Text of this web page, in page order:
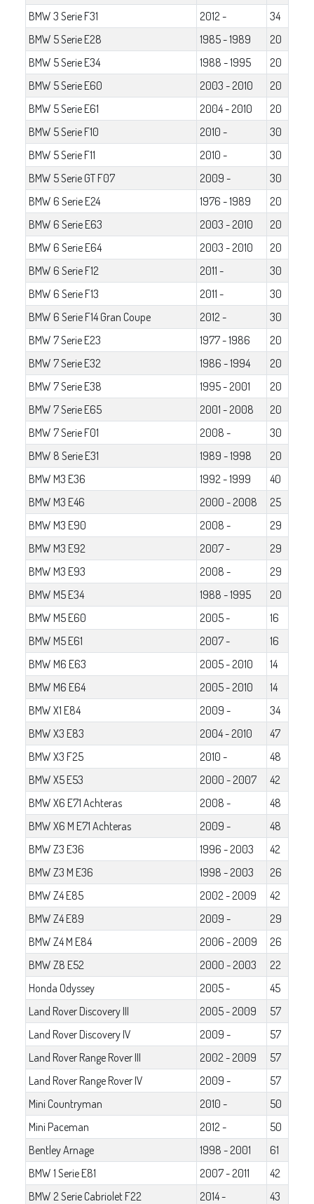
BMW 3 Serie F31 2012 -
34
BMW 5 Serie E28
1985 - 1989
20
BMW 5 Serie E34
1988 - 1995
20
BMW 5 Serie E60
2003 - 2010
20
BMW 5 Serie E61
2004 - 2010
20
BMW 5 Serie F10
2010 -
30
BMW 5 Serie F11
2010 -
30
BMW 5 Serie GT F07
2009 -
30
BMW 6 Serie E24
1976 - 1989
20
BMW 6 Serie E63
2003 - 2010
20
BMW 6 Serie E64
2003 - 2010
20
BMW 6 Serie F12
2011 -
30
BMW 6 Serie F13
2011 -
30
BMW 6 Serie F14 Gran Coupe
2012 -
30
BMW 7 Serie E23
1977 - 1986
20
BMW 7 Serie E32
1986 - 1994
20
BMW 7 Serie E38
1995 - 2001
20
BMW 7 Serie E65
2001 - 2008
20
BMW 7 Serie F01
2008 -
30
BMW 8 Serie E31
1989 - 1998
20
BMW M3 E36
1992 - 1999
40
BMW M3 E46
2000 - 2008
25
BMW M3 E90
2008 -
29
BMW M3 E92
2007 -
29
BMW M3 E93
2008 -
29
BMW M5 E34
1988 - 1995
20
BMW M5 E60
2005 -
16
BMW M5 E61
2007 -
16
BMW M6 E63
2005 - 2010
14
BMW M6 E64
2005 - 2010
14
BMW X1 E84
2009 -
34
BMW X3 E83
2004 - 2010
47
BMW X3 F25
2010 -
48
BMW X5 E53
2000 - 2007
42
BMW X6 E71 Achteras
2008 -
48
BMW X6 M E71 Achteras
2009 -
48
BMW Z3 E36
1996 - 2003
42
BMW Z3 M E36
1998 - 2003
26
BMW Z4 E85
2002 - 2009
42
BMW Z4 E89
2009 -
29
BMW Z4 M E84
2006 - 2009
26
BMW Z8 E52
2000 - 2003
22
Honda Odyssey
2005 -
45
Land Rover Discovery III
2005 - 2009
57
Land Rover Discovery IV
2009 -
57
Land Rover Range Rover III
2002 - 2009
57
Land Rover Range Rover IV
2009 -
57
Mini Countryman
2010 -
50
Mini Paceman
2012 -
50
Bentley Arnage
1998 - 2001
61
BMW 1 Serie E81
2007 - 2011
42
BMW 2 Serie Cabriolet F22
2014 -
43